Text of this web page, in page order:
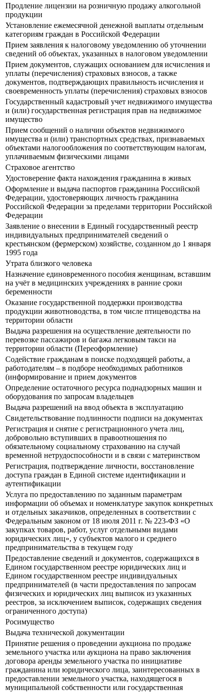
Продление лицензии на розничную продажу алкогольной
продукции
Установление ежемесячной денежной выплаты отдельным
категориям граждан в Российской Федерации
Прием заявления к налоговому уведомлению об уточнении
сведений об объектах, указанных в налоговом уведомлении
Прием документов, служащих основанием для исчисления и
уплаты (перечисления) страховых взносов, а также
документов, подтверждающих правильность исчисления и
своевременность уплаты (перечисления) страховых взносов
Государственный кадастровый учет недвижимого имущества
и (или) государственная регистрация прав на недвижимое
имущество
Прием сообщений о наличии объектов недвижимого
имущества и (или) транспортных средствах, признаваемых
объектами налогообложения по соответствующим налогам,
уплачиваемым физическими лицами
Страховое агентство
Удостоверение факта нахождения гражданина в живых
Оформление и выдача паспортов гражданина Российской
Федерации, удостоверяющих личность гражданина
Российской Федерации за пределами территории Российской
Федерации
Заявление о внесении в Единый государственный реестр
индивидуальных предпринимателей сведений о
крестьянском (фермерском) хозяйстве, созданном до 1 января
1995 года
Утрата близкого человека
Назначение единовременного пособия женщинам, вставшим
на учёт в медицинских учреждениях в ранние сроки
беременности
Оказание государственной поддержки производства
продукции животноводства, в том числе птицеводства на
территории области
Выдача разрешения на осуществление деятельности по
перевозке пассажиров и багажа легковым такси на
территории области (Переоформление)
Содействие гражданам в поиске подходящей работы, а
работодателям – в подборе необходимых работников
(информирование и прием документов
Определение остаточного ресурса поднадзорных машин и
оборудования по запросам владельцев
Выдача разрешений на ввод объекта в эксплуатацию
Свидетельствование подлинности подписи на документах
Регистрация и снятие с регистрационного учета лиц,
добровольно вступивших в правоотношения по
обязательному социальному страхованию на случай
временной нетрудоспособности и в связи с материнством
Регистрация, подтверждение личности, восстановление
доступа граждан в Единой системе идентификации и
аутентификации
Услуга по предоставлению по заданным параметрам
информации об объемах и номенклатуре закупок конкретных
и отдельных заказчиков, определенных в соответствии с
Федеральным законом от 18 июля 2011 г. № 223-ФЗ «О
закупках товаров, работ, услуг отдельными видами
юридических лиц», у субъектов малого и среднего
предпринимательства в текущем году
Предоставление сведений и документов, содержащихся в
Едином государственном реестре юридических лиц и
Едином государственном реестре индивидуальных
предпринимателей (в части предоставления по запросам
физических и юридических лиц выписок из указанных
реестров, за исключением выписок, содержащих сведения
ограниченного доступа)
Росимущество
Выдача технической документации
Принятие решения о проведении аукциона по продаже
земельного участка или аукциона на право заключения
договора аренды земельного участка по инициативе
гражданина или юридического лица, заинтересованных в
предоставлении земельного участка, находящегося в
муниципальной собственности или государственная